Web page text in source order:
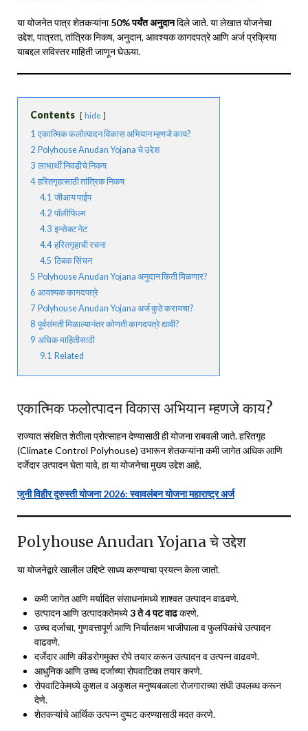
या योजनेत पात्र शेतकऱ्यांना50% पर्यंत अनुदानदिले जाते. या लेखात योजनेचा
उद्देश, पात्रता, तांत्रिक निकष, अनुदान, आवश्यक कागदपत्रे आणि अर्ज प्रक्रिया
याबद्दल सविस्तर माहिती जाणून घेऊया.
Contents hide
1 एकात्मिक फलोत्पादन विकास अभियान म्हणजे काय?
2 Polyhouse Anudan Yojana चे उद्देश
3 लाभार्थी निवडीचे निकष
4 हरितगृहासाठी तांत्रिक निकष
4.1 जीआय पाईप
4.2 पॉलीफिल्म
4.3 इन्सेक्ट नेट
4.4 हरितगृहाची रचना
4.5 ठिबक सिंचन
5 Polyhouse Anudan Yojana अनुदान किती मिळणार?
6 आवश्यक कागदपत्रे
7 Polyhouse Anudan Yojana अर्ज कुठे करायचा?
8 पूर्वसंमती मिळाल्यानंतर कोणती कागदपत्रे द्यावी?
9 अधिक माहितीसाठी
9.1 Related
एकात्मिक फलोत्पादन विकास अभियान म्हणजे काय?
राज्यात संरक्षित शेतीला प्रोत्साहन देण्यासाठी ही योजना राबवली जाते. हरितगृह
(Climate Control Polyhouse) उभारून शेतकऱ्यांना कमी जागेत अधिक आणि
दर्जेदार उत्पादन घेता यावे, हा या योजनेचा मुख्य उद्देश आहे.
जुनी विहीर दुरुस्ती योजना 2026: स्वावलंबन योजना महाराष्ट्र अर्ज
Polyhouse Anudan Yojana चे उद्देश
या योजनेद्वारे खालील उद्दिष्टे साध्य करण्याचा प्रयत्न केला जातो.
कमी जागेत आणि मर्यादित संसाधनांमध्ये शाश्वत उत्पादन वाढवणे.
उत्पादन आणि उत्पादकतेमध्ये3 ते 4 पट वाढकरणे.
उच्च दर्जाचा, गुणवत्तापूर्ण आणि निर्यातक्षम भाजीपाला व फुलपिकांचे उत्पादन
वाढवणे.
दर्जेदार आणि कीडरोगमुक्त रोपे तयार करून उत्पादन व उत्पन्न वाढवणे.
आधुनिक आणि उच्च दर्जाच्या रोपवाटिका तयार करणे.
रोपवाटिकेमध्ये कुशल व अकुशल मनुष्यबळाला रोजगाराच्या संधी उपलब्ध करून
देणे.
शेतकऱ्यांचे आर्थिक उत्पन्न दुप्पट करण्यासाठी मदत करणे.